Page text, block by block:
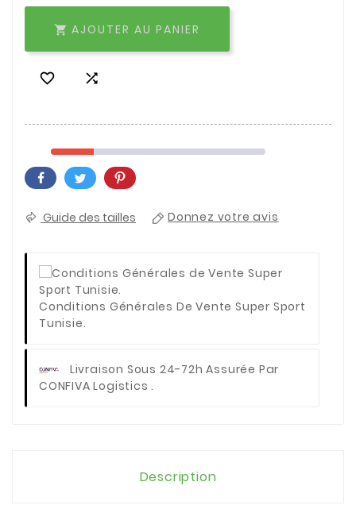
 AJOUTER AU PANIER
 
Guide des tailles Donnez votre avis
Conditions Générales De Vente Super Sport
Tunisie.
Livraison Sous 24-72h Assurée Par
CONFIVA Logistics .
Description